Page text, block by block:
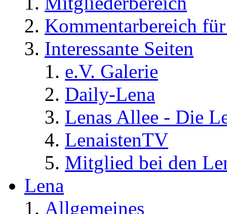
Kommentarbereich
Interessante Seiten
e.V. Galerie
Daily-Lena
Lenas Allee - Die
LenaistenTV
Mitglied bei den
Lena
Allgemeines